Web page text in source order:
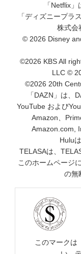
「Netflix
「ディズニープラ
株式会
© 2026 Disney
©2026 KBS All
LLC ©
©2026 20th
「DAZN」は、
YouTube および
Amazon、
Amazon.com,
Hulu
TELASAは、
このホームページ
の無
このマークは